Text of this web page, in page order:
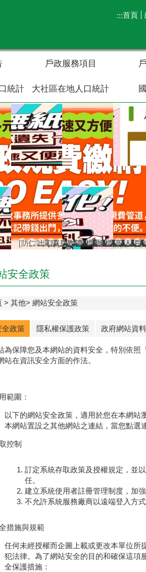
:::首頁
戶政服務項目
統計 大社區在地人口統計
[防詐宣導]小心詐騙電話假冒戶政
仁武區八卦里里鄰調整新舊門牌
出境2年以上應辦理遷出登記
[當心詐騙]戶政事務所不會
[戶政宣導]戶政司線上申
教育程度查記宣導
臺灣原住民族姓名
檔案應用服務專
辦理各類戶籍
檔案應用
高雄市
人籍
戶
安全政策
其他 網站安全政策
政策 隱私權保護政策 政府網站資
為保障您及本網站的資料安全，特別依
站在資訊安全方面的作法。
範圍：
以下的網站安全政策，適用於您在本網站
本網站置設之其他網站之連結，當您點選
控制
訂定系統存取政策及授權規定，並
任。
建立系統使用者註冊管理制度，加
不允許系統服務廠商以遠端登入方
措施與規範
任何未經授權而企圖上載或更改本單位所
犯法律。為了網站安全的目的和確保這項
全保護措施：